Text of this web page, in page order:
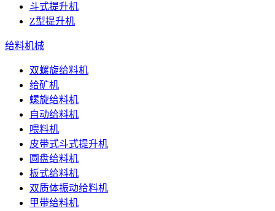
斗式提升机
Z型提升机
给料机械
双螺旋给料机
给矿机
螺旋给料机
自动给料机
喂料机
皮带式斗式提升机
圆盘给料机
板式给料机
双质体振动给料机
甲带给料机